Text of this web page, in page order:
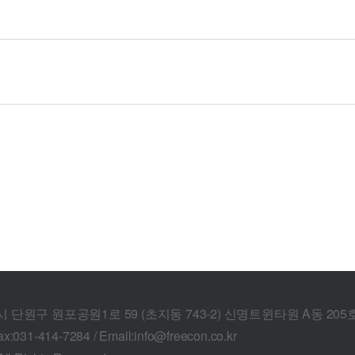
단원구 원포공원1로 59 (초지동 743-2) 신명트윈타원 A동 205
414-7284 / Email:info@freecon.co.kr